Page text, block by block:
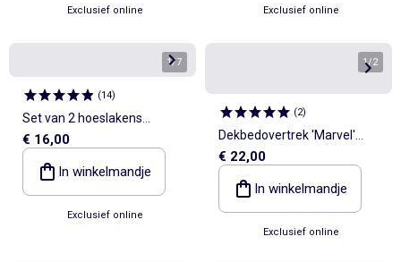
Exclusief online Exclusief online
1/7
(14)
Set van 2 hoeslakens
'Jurassic Explorers'
€ 16,00
In winkelmandje
Exclusief online
1/2
(2)
Dekbedovertrek 'Marvel'
'Spiderman' 140x200 cm
€ 22,00
In winkelmandje
Exclusief online